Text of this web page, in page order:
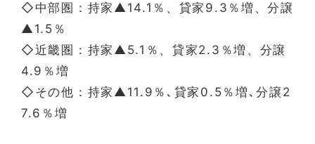
◇中部圏：持家▲14.1％、貸家9.3％増、分譲
▲1.5％
◇近畿圏：持家▲5.1％、貸家2.3％増、分譲
4.9％増
◇その他：持家▲11.9％､貸家0.5％増､分譲2
7.6％増